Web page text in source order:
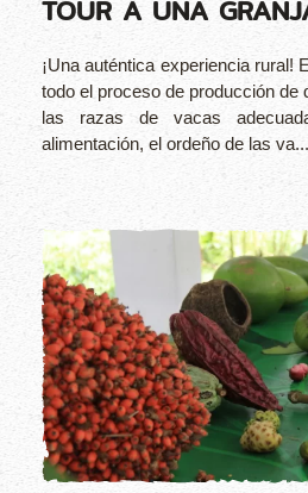
TOUR A UNA
¡Una auténtica experiencia rural!
todo el proceso de producción de
las razas de vacas
alimentación, el ordeño de las va...